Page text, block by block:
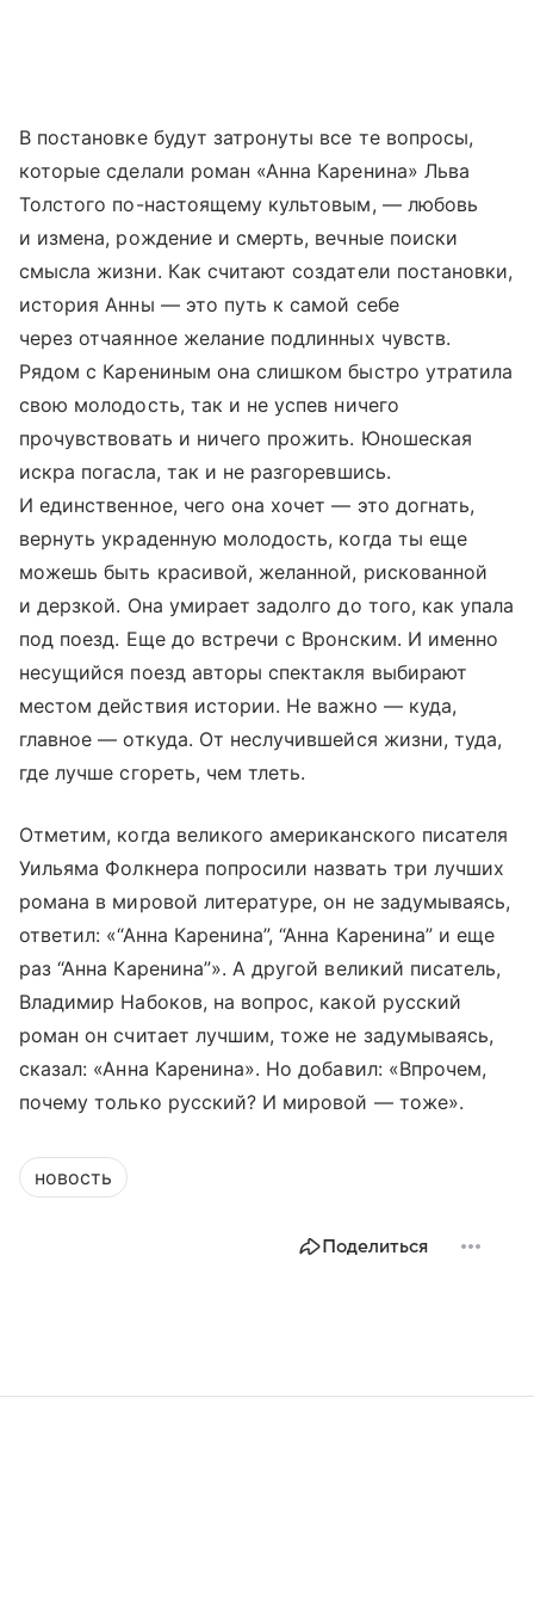
В постановке будут затронуты все те вопросы,
которые сделали роман «Анна Каренина» Льва
Толстого по-настоящему культовым, — любовь
и измена, рождение и смерть, вечные поиски
смысла жизни. Как считают создатели постановки,
история Анны — это путь к самой себе
через отчаянное желание подлинных чувств.
Рядом с Карениным она слишком быстро утратила
свою молодость, так и не успев ничего
прочувствовать и ничего прожить. Юношеская
искра погасла, так и не разгоревшись.
И единственное, чего она хочет — это догнать,
вернуть украденную молодость, когда ты еще
можешь быть красивой, желанной, рискованной
и дерзкой. Она умирает задолго до того, как упала
под поезд. Еще до встречи с Вронским. И именно
несущийся поезд авторы спектакля выбирают
местом действия истории. Не важно — куда,
главное — откуда. От неслучившейся жизни, туда,
где лучше сгореть, чем тлеть.
Отметим, когда великого американского писателя
Уильяма Фолкнера попросили назвать три лучших
романа в мировой литературе, он не задумываясь,
ответил: «“Анна Каренина”, “Анна Каренина” и еще
раз “Анна Каренина”». А другой великий писатель,
Владимир Набоков, на вопрос, какой русский
роман он считает лучшим, тоже не задумываясь,
сказал: «Анна Каренина». Но добавил: «Впрочем,
почему только русский? И мировой — тоже».
новость
Поделиться